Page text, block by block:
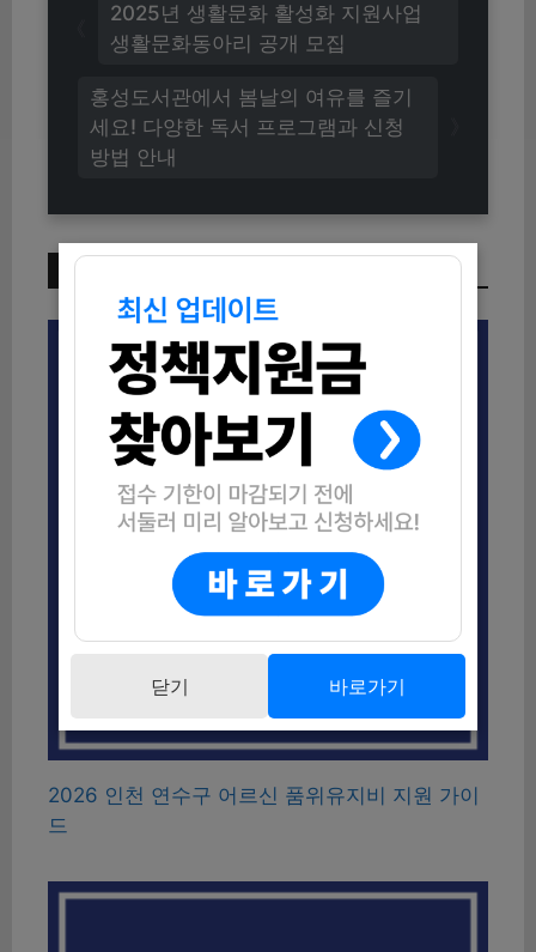
홍성도서관에서 봄날의 여유를 즐기
세요! 다양한 독서 프로그램과 신청
방법 안내
2025년 생활문화 활성화 지원사업
생활문화동아리 공개 모집
이번 주 인기 글
2026 인천 연수구 어르신 품위유지비 지원 가이
드
닫기 바로가기